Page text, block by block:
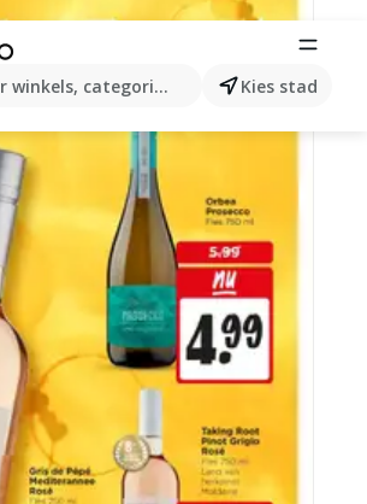
winkels, categorieën, producten...
Kies stad